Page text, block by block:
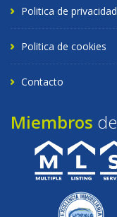
Politica de privacidad
Politica de cookies
Contacto
Miembros de